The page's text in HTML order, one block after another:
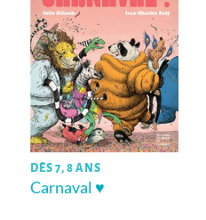
DÈS 7, 8 ANS
Carnaval ♥